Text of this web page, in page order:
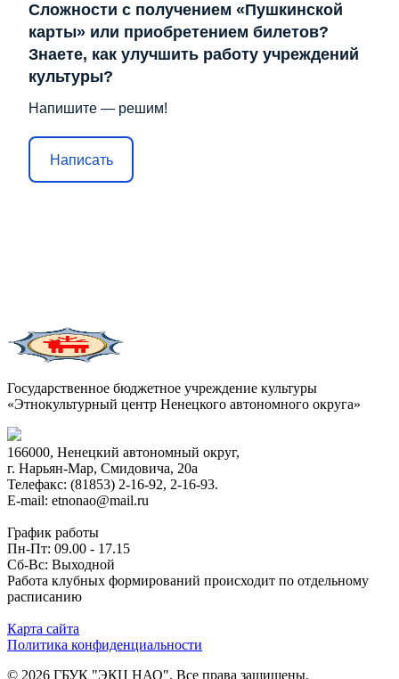
Сложности с получением «Пушкинской
карты» или приобретением билетов?
Знаете, как улучшить работу учреждений
культуры?
Напишите — решим!
Написать
Государственное бюджетное учреждение культуры
«Этнокультурный центр Ненецкого автономного округа»
166000, Ненецкий автономный округ,
г. Нарьян-Мар, Смидовича, 20а
Телефакс: (81853) 2-16-92, 2-16-93.
E-mail: etnonao@mail.ru
График работы
Пн-Пт: 09.00 - 17.15
Сб-Вс: Выходной
Работа клубных формирований происходит по отдельному
расписанию
Карта сайта
Политика конфиденциальности
© 2026 ГБУК "ЭКЦ НАО". Все права защищены.